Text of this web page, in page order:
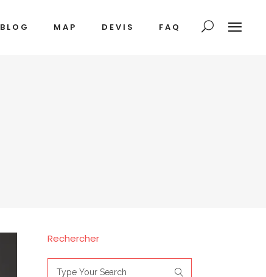
BLOG MAP DEVIS FAQ
Rechercher